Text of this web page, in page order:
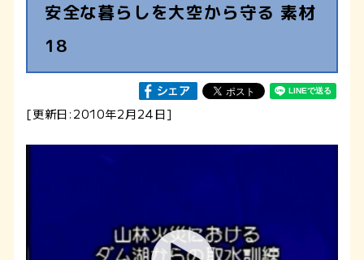
安全な暮らしを大空から守る 素材
18
[更新日:2010年2月24日]